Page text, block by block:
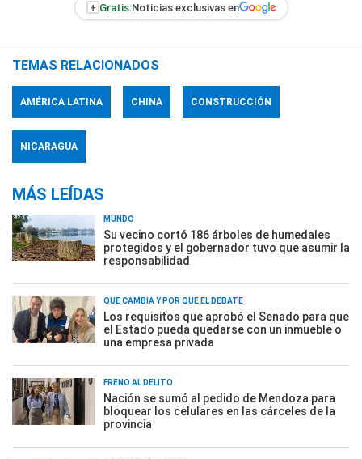
+ Gratis:Noticias exclusivas en
TEMAS RELACIONADOS
AMÉRICA LATINA CHINA CONSTRUCCIÓN
NICARAGUA
MÁS LEÍDAS
MUNDO
Su vecino cortó 186 árboles de humedales
protegidos y el gobernador tuvo que asumir la
responsabilidad
QUÉ CAMBIA Y POR QUÉ EL DEBATE
Los requisitos que aprobó el Senado para que
el Estado pueda quedarse con un inmueble o
una empresa privada
FRENO AL DELITO
Nación se sumó al pedido de Mendoza para
bloquear los celulares en las cárceles de la
provincia